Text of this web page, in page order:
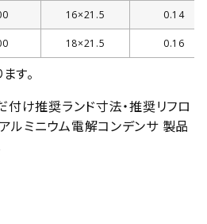
16×21.5 0.14
18×21.5 0.16
す。
付け推奨ランド寸法・推奨リフロ
ルミニウム電解コンデンサ 製品